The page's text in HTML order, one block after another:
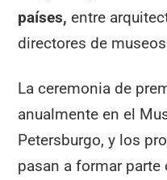
países, entre
directores de
La ceremonia de
anualmente en el
Petersburgo, y los
pasan a formar